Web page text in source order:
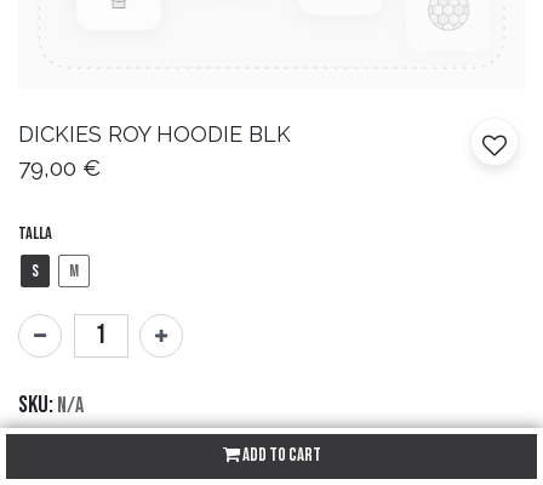
DICKIES ROY HOODIE BLK
79,00 €
Talla
S
M
Add to Cart
SKU:N/A
Brand:Dickies